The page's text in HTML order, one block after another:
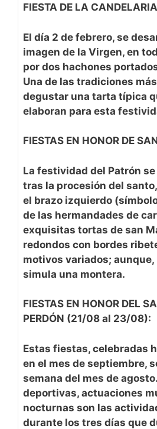
FIESTA DE LA
El día 2 de febrero, se
imagen de la Virgen, en
por dos hachones
Una de las tradiciones
degustar una tarta típica
elaboran para esta
FIESTAS EN HONOR DE
La festividad del Patrón
tras la procesión del
el brazo izquierdo
de las hermandades de
exquisitas tortas de san
redondos con bordes
motivos variados;
simula una montera.
FIESTAS EN HONOR DEL
PERDÓN (21/08 al 23/08):
Estas fiestas, celebradas
en el mes de septiembre,
semana del mes de
deportivas, actuaciones
nocturnas son las
durante los tres días que